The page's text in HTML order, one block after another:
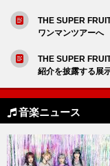
THE SUPER
ワンマンツアーへ
THE SUPER
紹介を披露する展
音楽ニュース